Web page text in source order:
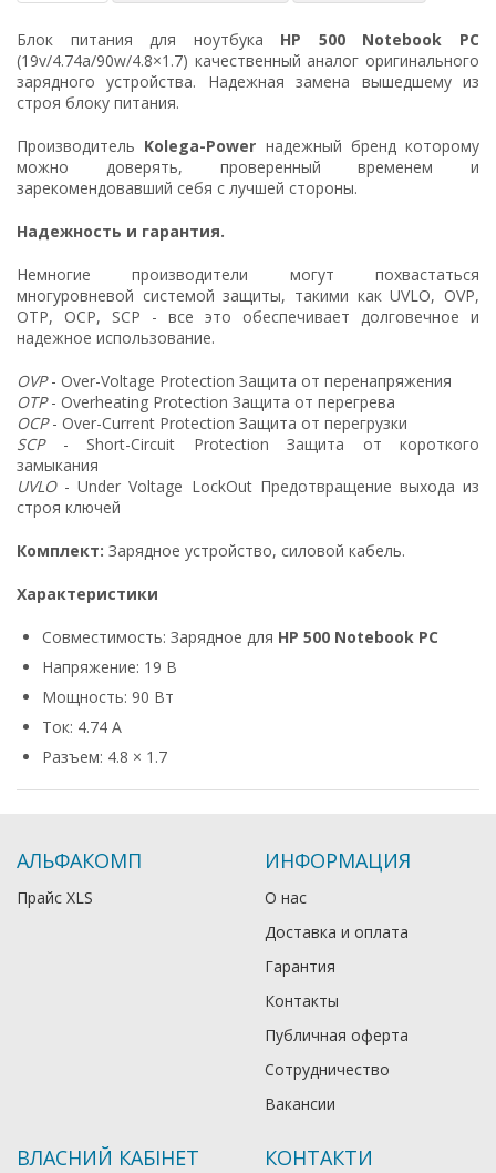
Блок питания для ноутбука HP 500 Notebook PC
(19v/4.74a/90w/4.8×1.7) качественный аналог оригинального
зарядного устройства. Надежная замена вышедшему из
строя блоку питания.
Производитель Kolega-Power надежный бренд которому
можно доверять, проверенный временем и
зарекомендовавший себя с лучшей стороны.
Надежность и гарантия.
Немногие производители могут похвастаться
многуровневой системой защиты, такими как UVLO, OVP,
OTP, OCP, SCP - все это обеспечивает долговечное и
надежное использование.
OVP- Over-Voltage Protection Защита от перенапряжения
OTP- Overheating Protection Защита от перегрева
OCP- Over-Current Protection Защита от перегрузки
SCP- Short-Circuit Protection Защита от короткого
замыкания
UVLO- Under Voltage LockOut Предотвращение выхода из
строя ключей
Комплект: Зарядное устройство, силовой кабель.
Характеристики
Совместимость: Зарядное для HP 500 Notebook PC
Напряжение: 19 В
Мощность: 90 Вт
Ток: 4.74 А
Разъем: 4.8 × 1.7
АЛЬФАКОМП
Прайс XLS
ИНФОРМАЦИЯ
О нас
Доставка и оплата
Гарантия
Контакты
Публичная оферта
Сотрудничество
Вакансии
ВЛАСНИЙ КАБІНЕТ КОНТАКТИ